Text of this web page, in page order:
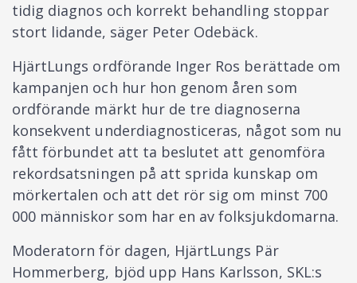
tidig diagnos och korrekt behandling stoppar
stort lidande, säger Peter Odebäck.
HjärtLungs ordförande Inger Ros berättade om
kampanjen och hur hon genom åren som
ordförande märkt hur de tre diagnoserna
konsekvent underdiagnosticeras, något som nu
fått förbundet att ta beslutet att genomföra
rekordsatsningen på att sprida kunskap om
mörkertalen och att det rör sig om minst 700
000 människor som har en av folksjukdomarna.
Moderatorn för dagen, HjärtLungs Pär
Hommerberg, bjöd upp Hans Karlsson, SKL:s